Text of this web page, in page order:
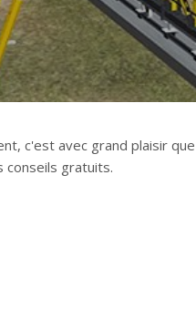
c'est avec grand plaisir
conseils gratuits.